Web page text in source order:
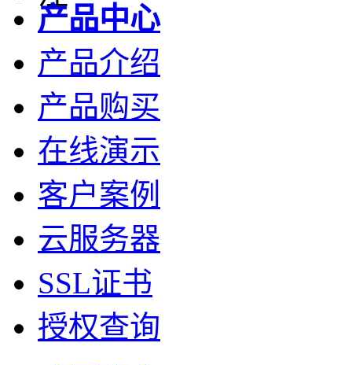
产品中心
产品介绍
产品购买
在线演示
客户案例
云服务器
SSL证书
授权查询